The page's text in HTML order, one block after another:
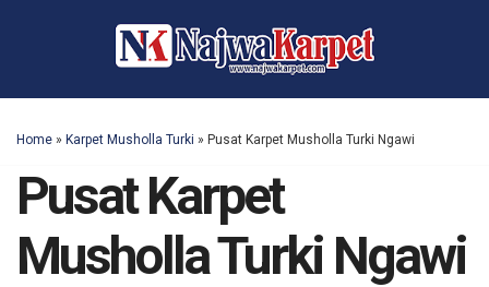
Home » Karpet Musholla Turki » Pusat Karpet Musholla Turki Ngawi
Pusat Karpet
Musholla Turki Ngawi